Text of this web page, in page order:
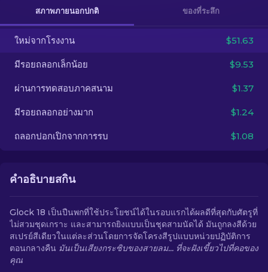
อื่น ๆ
TH
สภาพภายนอกปกติ ของที่ระลึก
ใหม่จากโรงงาน $51.63
มีรอยถลอกเล็กน้อย $9.53
ผ่านการทดสอบภาคสนาม $1.37
มีรอยถลอกอย่างมาก $1.24
ถลอกปอกเปิกจากการรบ $1.08
คำอธิบายสกิน
Glock 18 เป็นปืนพกที่ใช้ประโยชน์ได้ในรอบแรกได้ผลดีที่สุดกับศัตรูที่
ไม่สวมชุดเกราะ และสามารถยิงแบบเป็นชุดสามนัดได้ มันถูกลงสีด้วย
สเปรย์สีเดียวในแต่ละส่วนโดยการจัดโครงสีรูปแบบหน่วยปฏิบัติการ
ตอนกลางคืน มันเป็นเสียงกระซิบของสายลม... ที่จะฝังเขี้ยวไปที่คอของ
คุณ